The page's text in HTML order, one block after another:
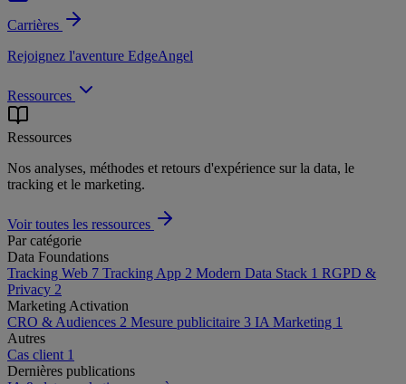
Carrières
Rejoignez l'aventure EdgeAngel
Ressources
Ressources
Nos analyses, méthodes et retours d'expérience sur la data, le
tracking et le marketing.
Voir toutes les ressources
Par catégorie
Data Foundations
Tracking Web 7 Tracking App 2 Modern Data Stack 1 RGPD &
Privacy 2
Marketing Activation
CRO & Audiences 2 Mesure publicitaire 3 IA Marketing 1
Autres
Cas client 1
Dernières publications